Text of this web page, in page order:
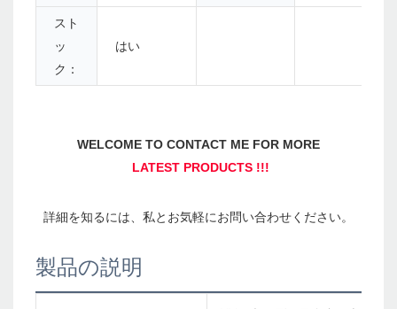
スト
ッ
ク：
はい
製品の説明